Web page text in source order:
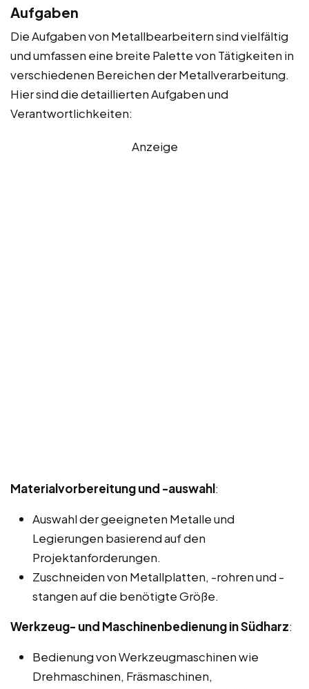
Aufgaben
Die Aufgaben von Metallbearbeitern sind vielfältig
und umfassen eine breite Palette von Tätigkeiten in
verschiedenen Bereichen der Metallverarbeitung.
Hier sind die detaillierten Aufgaben und
Verantwortlichkeiten:
Anzeige
Materialvorbereitung und -auswahl:
Auswahl der geeigneten Metalle und
Legierungen basierend auf den
Projektanforderungen.
Zuschneiden von Metallplatten, -rohren und -
stangen auf die benötigte Größe.
Werkzeug- und Maschinenbedienung in Südharz:
Bedienung von Werkzeugmaschinen wie
Drehmaschinen, Fräsmaschinen,